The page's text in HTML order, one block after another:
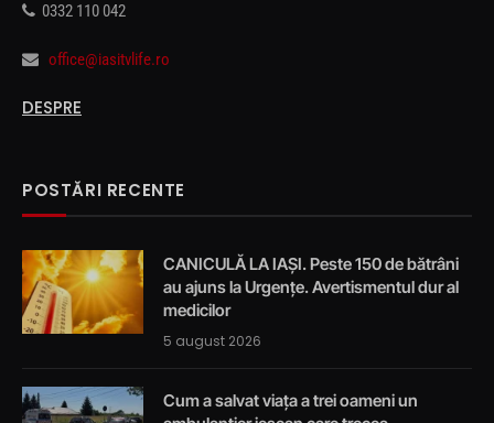
0332 110 042
office@iasitvlife.ro
DESPRE
POSTĂRI RECENTE
CANICULĂ LA IAȘI. Peste 150 de bătrâni
au ajuns la Urgențe. Avertismentul dur al
medicilor
5 august 2026
Cum a salvat viața a trei oameni un